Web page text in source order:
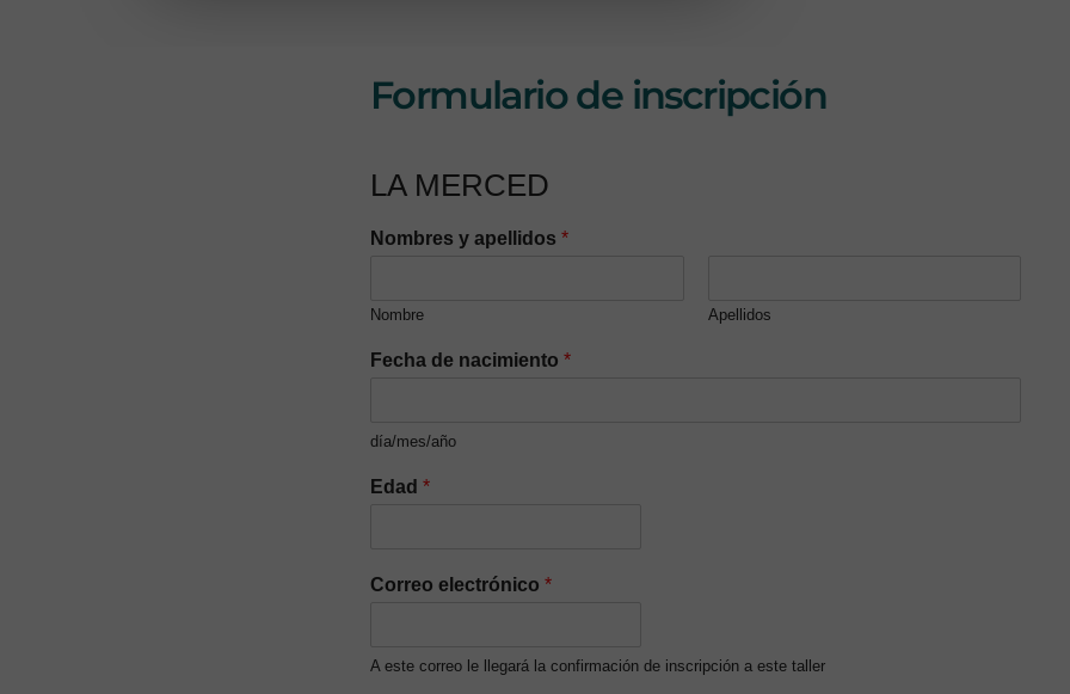
Formulario de inscripción
LA MERCED
Nombres y apellidos *
Nombre Apellidos
Fecha de nacimiento *
día/mes/año
Edad *
Correo electrónico *
A este correo le llegará la confirmación de inscripción a este taller